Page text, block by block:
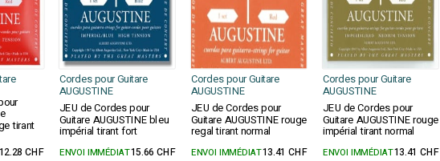
Cordes pour Guitare
AUGUSTINE
Cordes pour Guitare
AUGUSTINE
Cordes pour Guitare
AUGUSTINE
tirant
JEU de Cordes pour
Guitare AUGUSTINE bleu
impérial tirant fort
JEU de Cordes pour
Guitare AUGUSTINE rouge
regal tirant normal
JEU de Cordes pour
Guitare AUGUSTINE rouge
impérial tirant normal
12.28 CHF ENVOI IMMÉDIAT15.66 CHF ENVOI IMMÉDIAT13.41 CHF ENVOI IMMÉDIAT13.41 CHF